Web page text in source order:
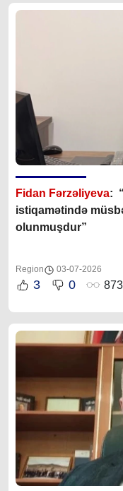
Fidan Fərzəliyeva:
istiqamətində
olunmuşdur”
Region 03-07-2026
3 0 873